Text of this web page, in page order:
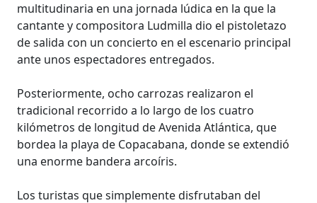
multitudinaria en una jornada lúdica en la que la
cantante y compositora Ludmilla dio el pistoletazo
de salida con un concierto en el escenario principal
ante unos espectadores entregados.
Posteriormente, ocho carrozas realizaron el
tradicional recorrido a lo largo de los cuatro
kilómetros de longitud de Avenida Atlántica, que
bordea la playa de Copacabana, donde se extendió
una enorme bandera arcoíris.
Los turistas que simplemente disfrutaban del